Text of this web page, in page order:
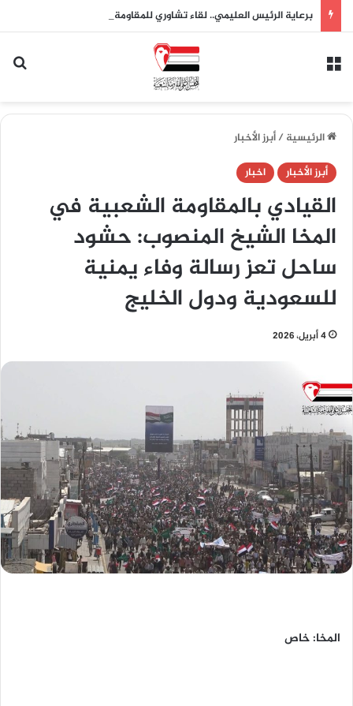
الرئيسية/أبرز الأخبار
أبرز الأخبار
اخبار
القيادي بالمقاومة الشعبية في
المخا الشيخ المنصوب: حشود
ساحل تعز رسالة وفاء يمنية
للسعودية ودول الخليج
4 أبريل، 2026
المخا: خاص